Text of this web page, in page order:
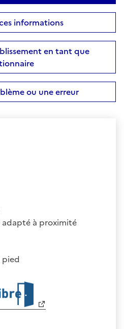
informations
en tant que
ou une erreur
à proximité
pied